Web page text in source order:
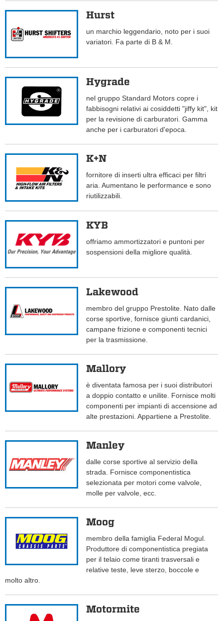
Hurst
un marchio leggendario, noto per i suoi
variatori. Fa parte di B & M.
Hygrade
nel gruppo Standard Motors copre i
fabbisogni relativi ai cosiddetti "jiffy kit", kit
per la revisione di carburatori. Gamma
anche per i carburatori d'epoca.
K+N
fornitore di inserti ultra efficaci per filtri
aria. Aumentano le performance e sono
riutilizzabili.
KYB
offriamo ammortizzatori e puntoni per
sospensioni della migliore qualità.
Lakewood
membro del gruppo Prestolite. Nato dalle
corse sportive, fornisce giunti cardanici,
campane frizione e componenti tecnici
per la trasmissione.
Mallory
è diventata famosa per i suoi distributori
a doppio contatto e unilite. Fornisce molti
componenti per impianti di accensione ad
alte prestazioni. Appartiene a Prestolite.
Manley
dalle corse sportive al servizio della
strada. Fornisce componentistica
selezionata per motori come valvole,
molle per valvole, ecc.
Moog
membro della famiglia Federal Mogul.
Produttore di componentistica pregiata
per il telaio come tiranti trasversali e
relative teste, leve sterzo, boccole e
molto altro.
Motormite